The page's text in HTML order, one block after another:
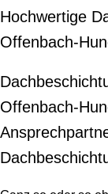
Hochwertige
Offenbach-
Offenbach-